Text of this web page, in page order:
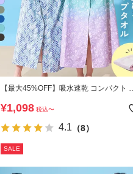
【最大45%OFF】吸水速乾 コンパクト
¥1,098 税込〜
4.1（8）
SALE